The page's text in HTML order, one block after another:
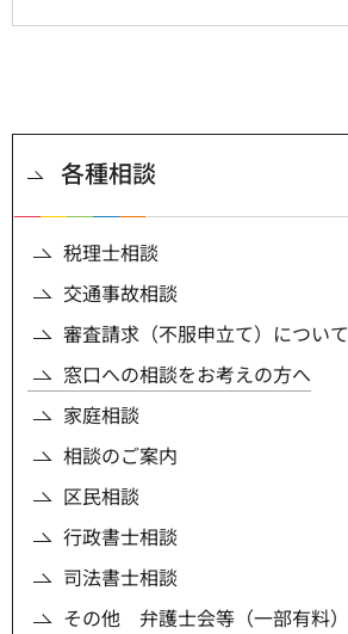
各種相談
税理士相談
交通事故相談
審査請求（不服申立て）について
窓口への相談をお考えの方へ
家庭相談
相談のご案内
区民相談
行政書士相談
司法書士相談
その他 弁護士会等（一部有料）